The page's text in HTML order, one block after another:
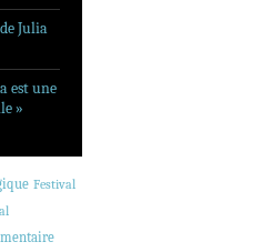
Julia
est une
»
Festival